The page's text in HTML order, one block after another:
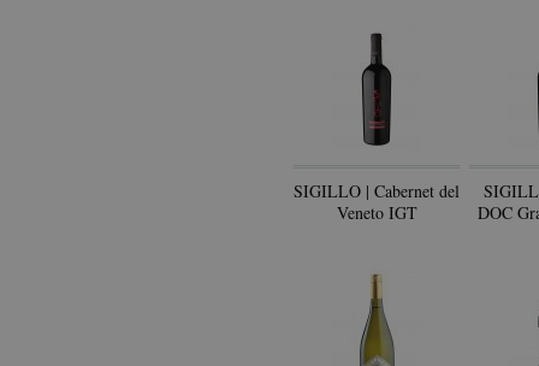
SIGILLO | Cabernet del
Veneto IGT
DOC